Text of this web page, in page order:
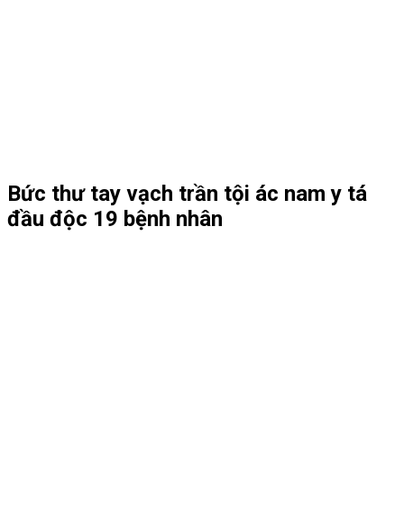
Bức thư tay vạch trần tội ác nam y tá
đầu độc 19 bệnh nhân